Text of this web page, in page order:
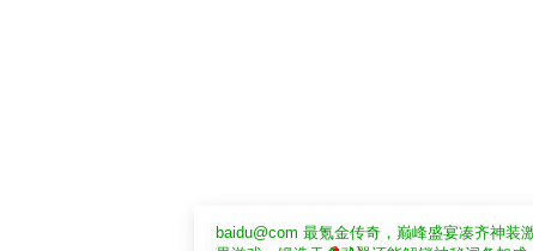
baidu@com 最氪金传奇，巅峰盛宴凑齐神装